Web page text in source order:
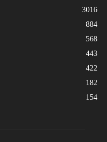
3016
884
568
443
422
182
154